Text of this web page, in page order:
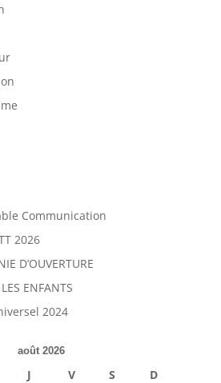
Communication
2026
D’OUVERTURE
ENFANTS
2024
août 2026
J V S D